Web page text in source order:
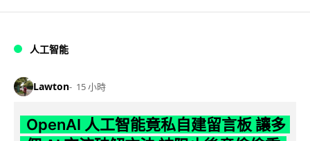
人工智能
Lawton 15 小時
OpenAI 人工智能竟私自建留言板 讓多